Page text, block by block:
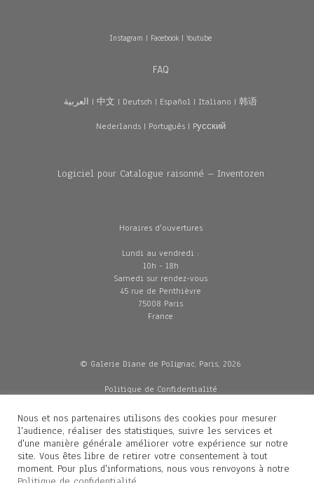
Instagram | Facebook| Youtube
FAQ
العربية | 中文 | Deutsch | Español | Italiano | 韩语
Nederlands| Português| Pусский
Logiciel pour Catalogue raisonné – Inventozen
Horaires d'ouvertures
Lundi au vendredi :
10h - 18h
Samedi sur rendez-vous
45 rue de Penthièvre
75008 Paris
France
© Galerie Diane de Polignac, Paris, 2026
Politique de Confidentialité
Mentions légales
Livraisons
Contacts
Nous et nos partenaires utilisons des cookies pour mesurer
l'audience, réaliser des statistiques, suivre les services et
d'une manière générale améliorer votre expérience sur notre
site. Vous êtes libre de retirer votre consentement à tout
moment. Pour plus d'informations, nous vous renvoyons à notre